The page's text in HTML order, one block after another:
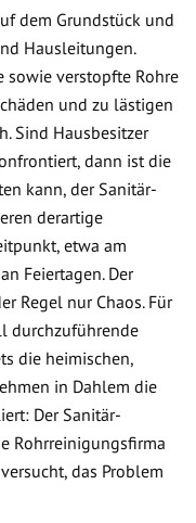
dem Grundstück und
Hausleitungen.
sowie verstopfte Rohre
und zu lästigen
Sind Hausbesitzer
dann ist die
kann, der Sanitär-
derartige
etwa am
Feiertagen. Der
Regel nur Chaos. Für
durchzuführende
die heimischen,
in Dahlem die
Der Sanitär-
Rohrreinigungsfirma
das Problem